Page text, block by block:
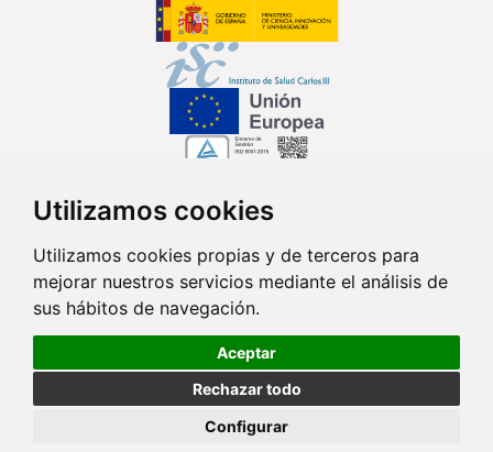
Utilizamos cookies
Utilizamos cookies propias y de terceros para
mejorar nuestros servicios mediante el análisis de
sus hábitos de navegación.
Aceptar
Rechazar todo
Configurar
Síguenos en...
Contacto
Av. Monforte de Lemos, 3-5. Pabellón 11. Planta 0 28029 Madrid
info@ciberisciii.es
Política de Privacidad
| Portal de Transparencia